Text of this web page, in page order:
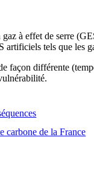
à effet de serre
tels que les
façon différente
carbone de la France